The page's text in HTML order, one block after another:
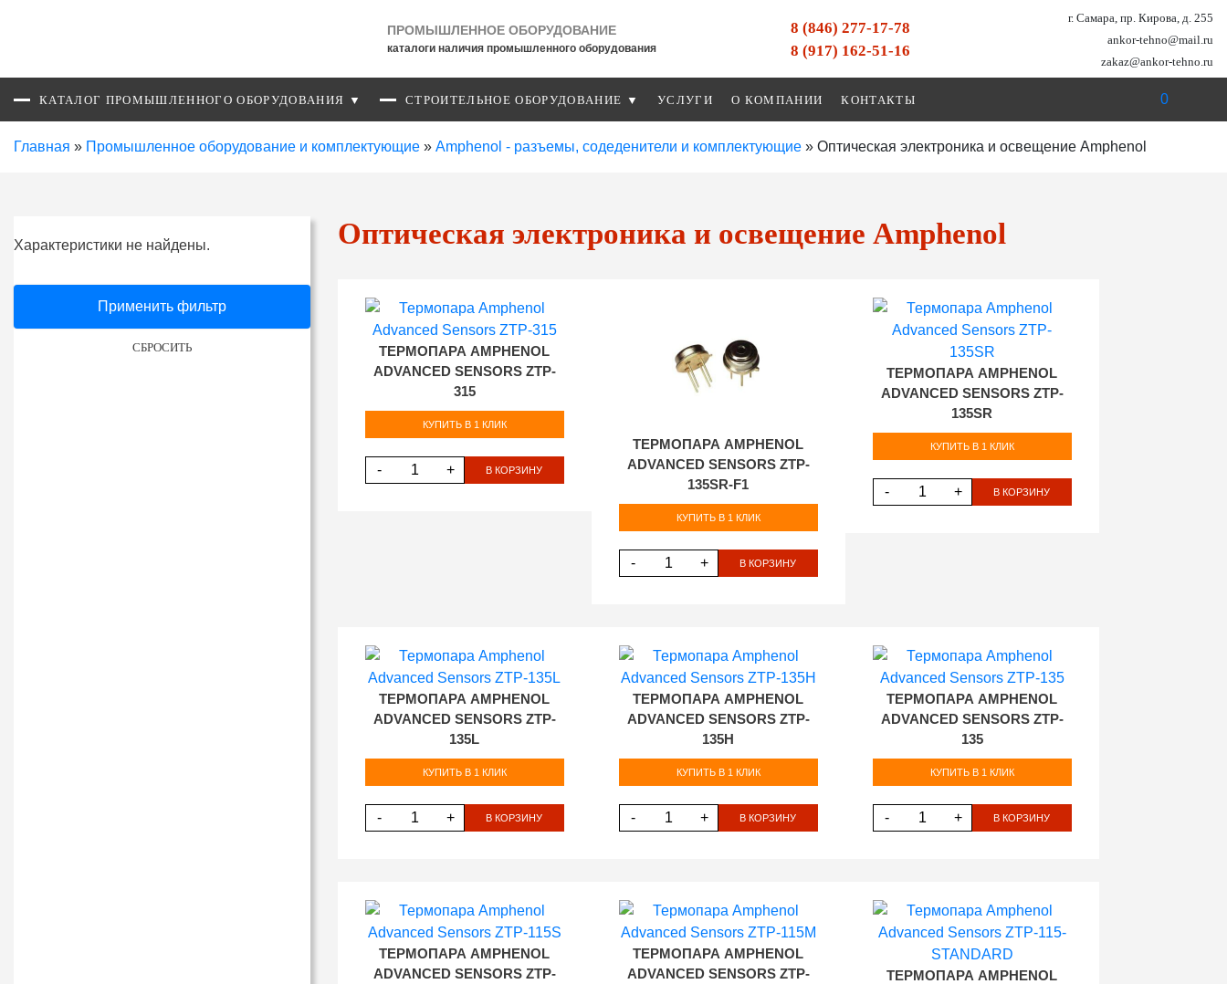
ПРОМЫШЛЕННОЕ ОБОРУДОВАНИЕ
каталоги наличия промышленного оборудования
8 (846) 277-17-78
8 (917) 162-51-16
г. Самара, пр. Кирова, д. 255
ankor-tehno@mail.ru
zakaz@ankor-tehno.ru
КАТАЛОГ ПРОМЫШЛЕННОГО ОБОРУДОВАНИЯ ▼ СТРОИТЕЛЬНОЕ ОБОРУДОВАНИЕ ▼ УСЛУГИ О КОМПАНИИ КОНТАКТЫ 0
Главная » Промышленное оборудование и комплектующие » Amphenol - разъемы, содеденители и комплектующие » Оптическая электроника и освещение Amphenol
Характеристики не найдены.
Применить фильтр
СБРОСИТЬ
Оптическая электроника и освещение Amphenol
ТЕРМОПАРА AMPHENOL
ADVANCED SENSORS ZTP-
315
КУПИТЬ В 1 КЛИК
- + В КОРЗИНУ
ТЕРМОПАРА AMPHENOL
ADVANCED SENSORS ZTP-
135SR-F1
КУПИТЬ В 1 КЛИК
- + В КОРЗИНУ
ТЕРМОПАРА AMPHENOL
ADVANCED SENSORS ZTP-
135SR
КУПИТЬ В 1 КЛИК
- + В КОРЗИНУ
ТЕРМОПАРА AMPHENOL
ADVANCED SENSORS ZTP-
135L
КУПИТЬ В 1 КЛИК
- + В КОРЗИНУ
ТЕРМОПАРА AMPHENOL
ADVANCED SENSORS ZTP-
135H
КУПИТЬ В 1 КЛИК
- + В КОРЗИНУ
ТЕРМОПАРА AMPHENOL
ADVANCED SENSORS ZTP-
135
КУПИТЬ В 1 КЛИК
- + В КОРЗИНУ
ТЕРМОПАРА AMPHENOL
ADVANCED SENSORS ZTP-
ТЕРМОПАРА AMPHENOL
ADVANCED SENSORS ZTP-
ТЕРМОПАРА AMPHENOL